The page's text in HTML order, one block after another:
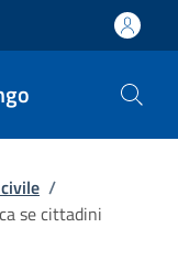
/
se cittadini